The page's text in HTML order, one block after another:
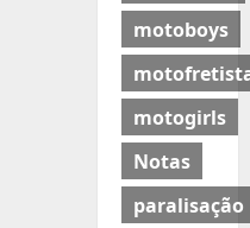
motoboys
motogirls
Notas
paralisação